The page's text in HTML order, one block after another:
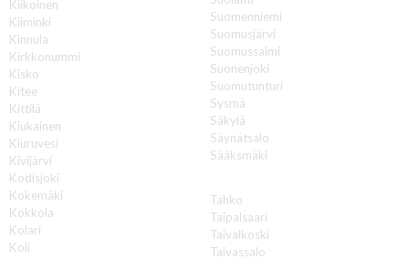
Kiikoinen
Kiiminki
Kinnula
Kirkkonummi
Kisko
Kitee
Kittilä
Kiukainen
Kiuruvesi
Kivijärvi
Kodisjoki
Kokemäki
Kokkola
Kolari
Koli
Suomenniemi
Suomusjärvi
Suomussalmi
Suonenjoki
Suomutunturi
Sysmä
Säkylä
Säynätsalo
Sääksmäki
Tahko
Taipalsaari
Taivalkoski
Taivassalo